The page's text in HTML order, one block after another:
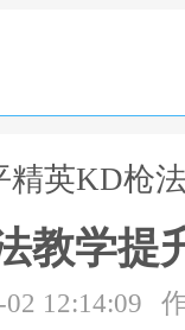
精英KD枪
教学提
12:14:09